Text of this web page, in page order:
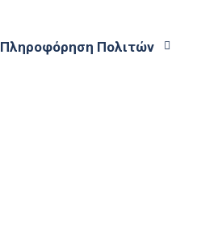
Πληροφόρηση Πολιτών